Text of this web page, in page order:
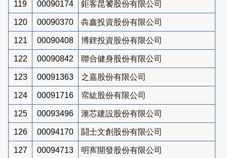
119 00090174 鉅客昆饕股份有限公司
120 00090370 犇鑫投資股份有限公司
121 00090408 博鋰投資股份有限公司
122 00090842 聯合健身股份有限公司
123 00091363 之嘉股份有限公司
124 00091716 帟紘股份有限公司
125 00093496 滙芯建設股份有限公司
126 00094170 鬪士文創股份有限公司
127 00094713 明寯開發股份有限公司